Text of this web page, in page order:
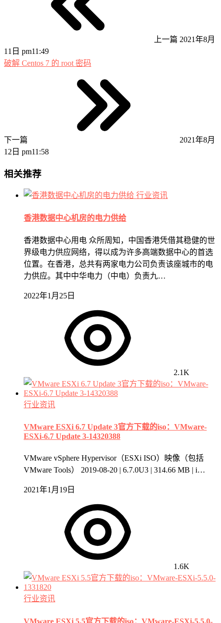
上一篇 2021年8月
11日 pm11:49
破解 Centos 7 的 root 密码
下一篇
2021年8月
12日 pm11:58
相关推荐
行业资讯
香港数据中心机房的电力供给
香港数据中心用电 众所周知，中国香港凭借其稳健的世
界级电力供应网络，得以成为许多高端数据中心的首选
位置。在香港，总共有两家电力公司负责该座城市的电
力供应。其中中华电力（中电）负责九…
2022年1月25日
2.1K
行业资讯
VMware ESXi 6.7 Update 3官方下载的iso：VMware-
ESXi-6.7 Update 3-14320388
VMware vSphere Hypervisor（ESXi ISO）映像（包括
VMware Tools） 2019-08-20 | 6.7.0U3 | 314.66 MB | i…
2021年1月19日
1.6K
行业资讯
VMware ESXi 5.5官方下载的iso：VMware-ESXi-5.5.0-